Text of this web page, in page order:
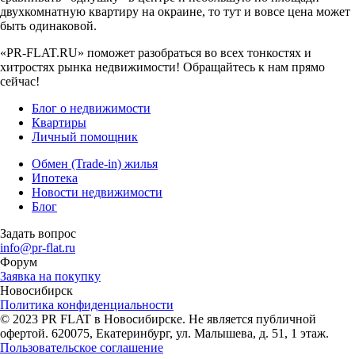
двухкомнатную квартиру на окраине, то тут и вовсе цена может
быть одинаковой.
«PR-FLAT.RU» поможет разобраться во всех тонкостях и
хитростях рынка недвижимости! Обращайтесь к нам прямо
сейчас!
Блог о недвижимости
Квартиры
Личный помощник
Обмен (Trade-in) жилья
Ипотека
Новости недвижимости
Блог
Задать вопрос
info@pr-flat.ru
Форум
Заявка на покупку
Новосибирск
Политика конфиденциальности
© 2023 PR FLAT в Новосибирске. Не является публичной
офертой. 620075, Екатеринбург, ул. Малышева, д. 51, 1 этаж.
Пользовательское соглашение